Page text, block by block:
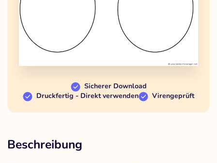
Sicherer Download
Druckfertig - Direkt verwenden
Virengeprüft
Beschreibung